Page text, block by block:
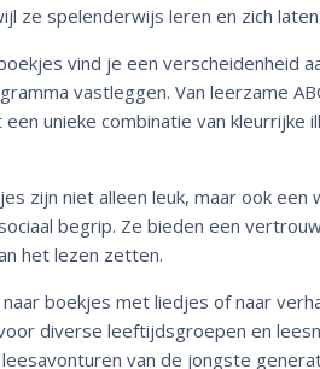
ze spelenderwijs leren en zich
vind je een verscheidenheid
vastleggen. Van leerzame
een unieke combinatie van
zijn niet alleen leuk, maar ook
begrip. Ze bieden een
het lezen zetten.
boekjes met liedjes of naar
diverse leeftijdsgroepen en
van de jongste